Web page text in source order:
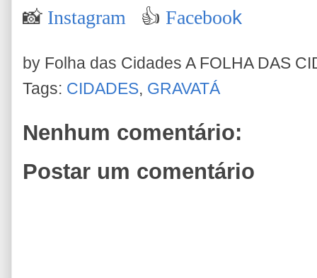
📸 Instagram 👍 Facebook
by Folha das Cidades A FOLHA DAS
Tags: CIDADES, GRAVATÁ
Nenhum comentário:
Postar um comentário